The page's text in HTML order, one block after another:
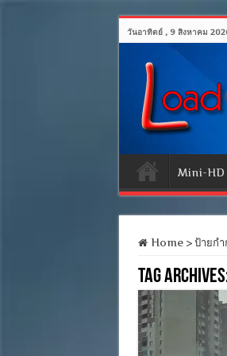
วันอาทิตย์ , 9 สิงหาคม
Mini-HD
Home > ป้ายกำ
Tag